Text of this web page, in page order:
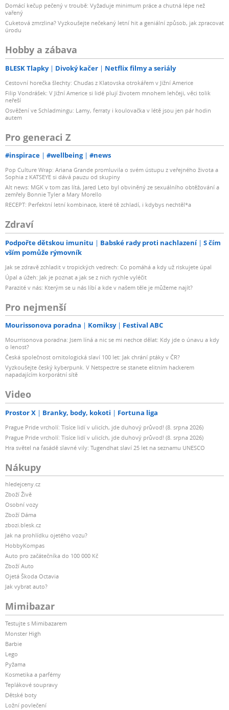
Domácí kečup pečený v troubě: Vyžaduje minimum práce a chutná lépe než
vařený
Cuketová zmrzlina? Vyzkoušejte nečekaný letní hit a geniální způsob, jak zpracovat
úrodu
Hobby a zábava
BLESK Tlapky Divoký kačer Netflix filmy a seriály
Cestovní horečka šlechty: Chuďas z Klatovska otrokářem v Jižní Americe
Filip Vondrášek: V Jižní Americe si lidé plují životem mnohem lehčeji, věci tolik
neřeší
Osvěžení ve Schladmingu: Lamy, ferraty i koulovačka v létě jsou jen pár hodin
autem
Pro generaci Z
#inspirace #wellbeing #news
Pop Culture Wrap: Ariana Grande promluvila o svém ústupu z veřejného života a
Sophia z KATSEYE si dává pauzu od skupiny
Alt news: MGK v tom zas lítá, Jared Leto byl obviněný ze sexuálního obtěžování a
zemřely Bonnie Tyler a Mary Morello
RECEPT: Perfektní letní kombinace, které tě zchladí, i kdybys nechtěl*a
Zdraví
Podpořte dětskou imunitu Babské rady proti nachlazení
S čím
vším pomůže rýmovník
Jak se zdravě zchladit v tropických vedrech: Co pomáhá a kdy už riskujete úpal
Úpal a úžeh: Jak je poznat a jak se z nich rychle vyléčit
Parazité v nás: Kterým se u nás líbí a kde v našem těle je můžeme najít?
Pro nejmenší
Mourissonova poradna Komiksy Festival ABC
Mourrisonova poradna: Jsem líná a nic se mi nechce dělat: Kdy jde o únavu a kdy
o lenost?
Česká společnost ornitologická slaví 100 let: Jak chrání ptáky v ČR?
Vyzkoušejte český kyberpunk. V Netspectre se stanete elitním hackerem
napadajícím korporátní sítě
Video
Prostor X Branky, body, kokoti Fortuna liga
Prague Pride vrcholí: Tisíce lidí v ulicích, jde duhový průvod! (8. srpna 2026)
Prague Pride vrcholí: Tisíce lidí v ulicích, jde duhový průvod! (8. srpna 2026)
Hra světel na fasádě slavné vily: Tugendhat slaví 25 let na seznamu UNESCO
Nákupy
hledejceny.cz
Zboží Živě
Osobní vozy
Zboží Dáma
zbozi.blesk.cz
Jak na prohlídku ojetého vozu?
HobbyKompas
Auto pro začátečníka do 100 000 Kč
Zboží Auto
Ojetá Škoda Octavia
Jak vybrat auto?
Mimibazar
Testujte s Mimibazarem
Monster High
Barbie
Lego
Pyžama
Kosmetika a parfémy
Teplákové soupravy
Dětské boty
Ložní povlečení